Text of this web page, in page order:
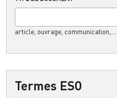
article, ouvrage, communication,....
Termes ESO